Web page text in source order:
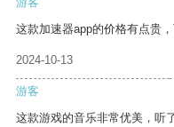
这款加速器app的价格有点贵
2024-10-13
游客
这款游戏的音乐非常优美，听